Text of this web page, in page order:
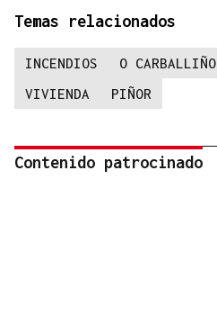
Temas relacionados
INCENDIOS O CARBALLIÑO
VIVIENDA
PIÑOR
Contenido patrocinado